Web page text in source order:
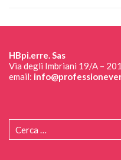
HBpi.erre. Sas
Via degli Imbriani 19/A –
email: